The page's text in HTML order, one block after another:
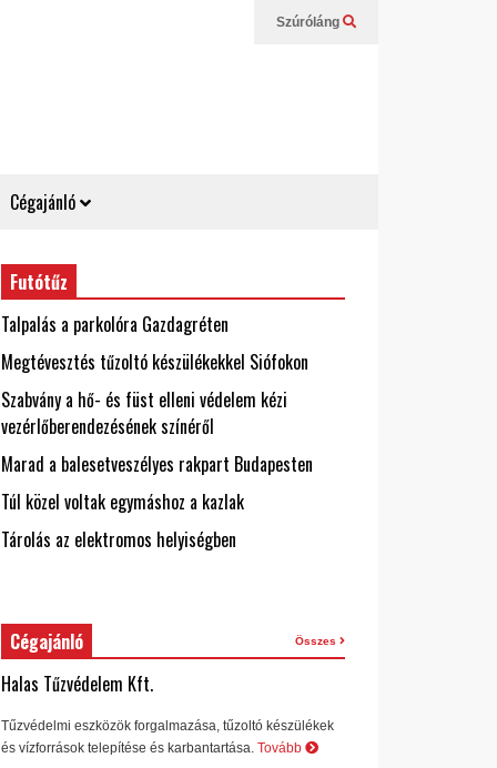
Szúróláng
Cégajánló
Futótűz
Talpalás a parkolóra Gazdagréten
Megtévesztés tűzoltó készülékekkel Siófokon
Szabvány a hő- és füst elleni védelem kézi
vezérlőberendezésének színéről
Marad a balesetveszélyes rakpart Budapesten
Túl közel voltak egymáshoz a kazlak
Tárolás az elektromos helyiségben
Cégajánló Összes
Halas Tűzvédelem Kft.
Tűzvédelmi eszközök forgalmazása, tűzoltó készülékek
és vízforrások telepítése és karbantartása. Tovább